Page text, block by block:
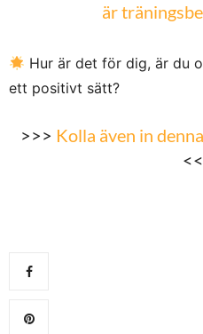
är
Hur är det för dig, är du
ett positivt sätt?
>>> Kolla även in